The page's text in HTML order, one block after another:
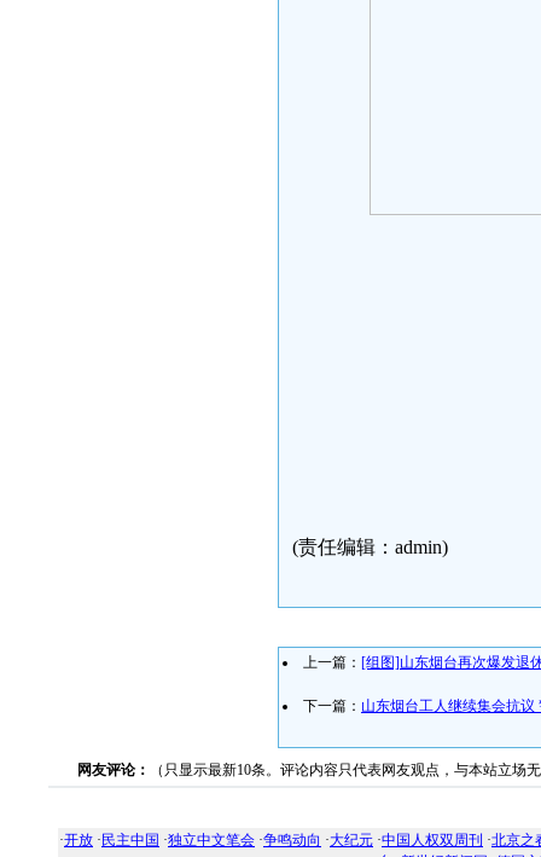
(责任编辑：admin)
上一篇： [组图]山东烟台再次爆发退
下一篇： 山东烟台工人继续集会抗议
网友评论： （只显示最新10条。评论内容只代表网友观点，与本站立场
·开放 · 民主中国 ·独立中文笔会 ·争鸣动向 ·大纪元 ·中国人权双周刊 ·北京之